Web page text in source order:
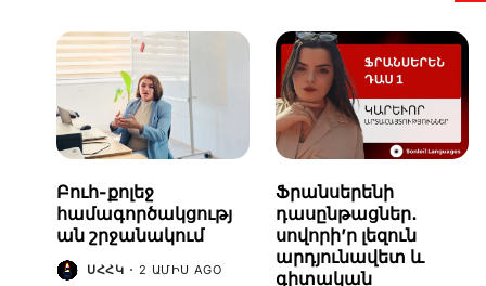
Բուհ-քոլեջ
համագործակցությ
ան շրջանակում
ՍՀՀԿ 2 ԱՄԻՍ AGO
Ֆրանսերենի
դասընթացներ․
սովորի’ր լեզուն
արդյունավետ և
գիտական